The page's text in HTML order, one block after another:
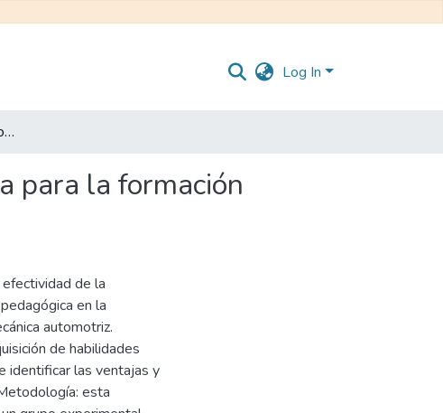
Log In
La educación audiovisual como estrategia pedagógica para la formación técnica automotriz
para la formación
de la
en la
automotriz.
de habilidades
identificar las ventajas y
esta